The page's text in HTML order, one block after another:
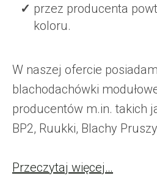
przez producenta
koloru.
W naszej ofercie
blachodachówki
producentów m.in. takich
BP2, Ruukki, Blachy
Przeczytaj więcej…